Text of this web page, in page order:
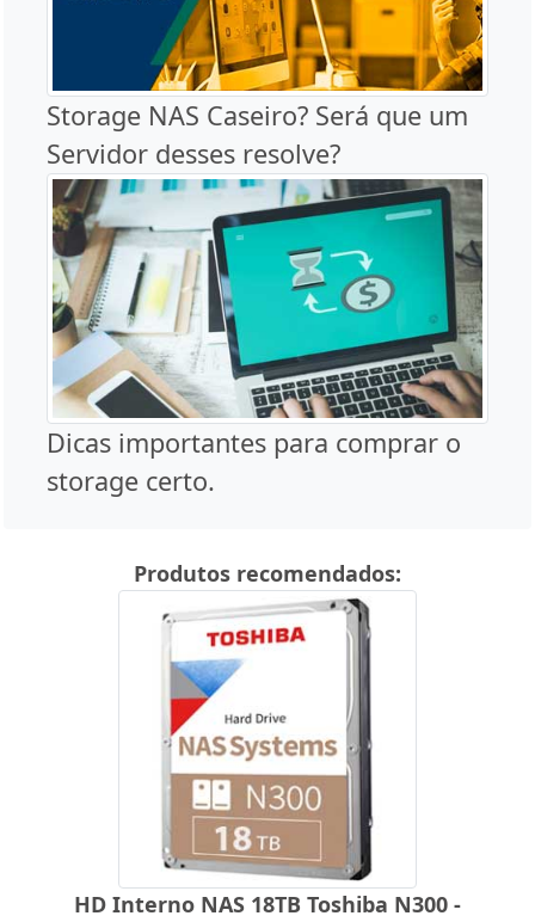
Storage NAS Caseiro? Será que um
Servidor desses resolve?
Dicas importantes para comprar o
storage certo.
Produtos recomendados:
HD Interno NAS 18TB Toshiba N300 -